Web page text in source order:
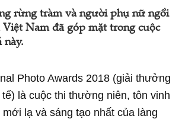
rừng tràm và người phụ nữ ngồi
Nam đã góp mặt trong cuộc
này.
Photo Awards 2018 (giải thưởng
là cuộc thi thường niên, tôn vinh
lạ và sáng tạo nhất của làng